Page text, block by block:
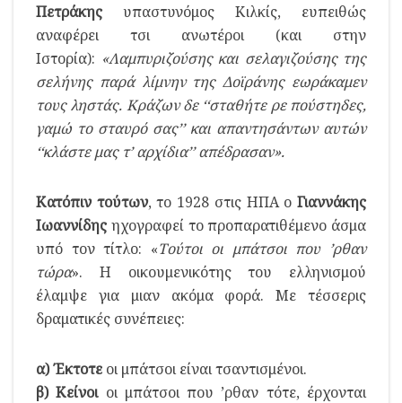
Πετράκης υπαστυνόμος Κιλκίς, ευπειθώς
αναφέρει τσι ανωτέροι (και στην
Ιστορία): «Λαμπυριζούσης και σελαγιζούσης της
σελήνης παρά λίμνην της Δοϊράνης εωράκαμεν
τους ληστάς. Κράζων δε ‘‘σταθήτε ρε πούστηδες,
γαμώ το σταυρό σας’’ και απαντησάντων αυτών
‘‘κλάστε μας τ’ αρχίδια’’ απέδρασαν».
Κατόπιν τούτων, το 1928 στις ΗΠΑ οΓιαννάκης
Ιωαννίδης ηχογραφεί το προπαρατιθέμενο άσμα
υπό τον τίτλο: «Τούτοι οι μπάτσοι που ’ρθαν
τώρα». Η οικουμενικότης του ελληνισμού
έλαμψε για μιαν ακόμα φορά. Με τέσσερις
δραματικές συνέπειες:
α) Έκτοτε οι μπάτσοι είναι τσαντισμένοι.
β) Κείνοιοι μπάτσοι που ’ρθαν τότε, έρχονται